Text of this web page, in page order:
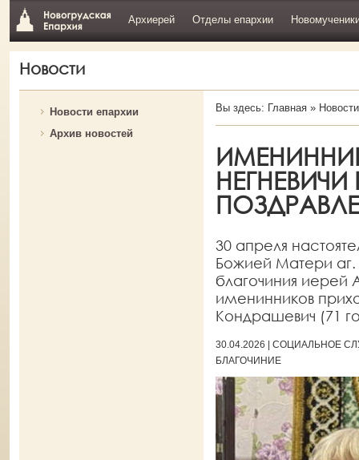
Архиерей Отделы епархии
Новости
Новости епархии
Архив новостей
Вы здесь: Главная» Новости
30 апреля
Божией Матери аг.
благочиния иерей
именинников
Кондрашевич (71
30.04.2026 | СОЦИАЛЬНОЕ
БЛАГОЧИНИЕ